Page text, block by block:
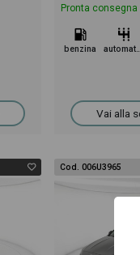
Pronta consegna
benzina automatico
Vai alla
Cod. 006U3965